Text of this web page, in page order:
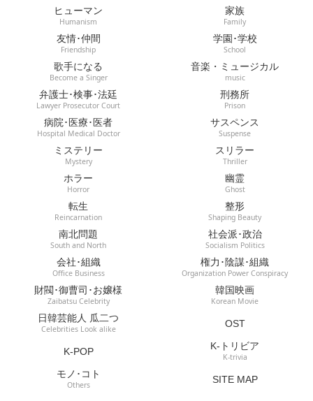
ヒューマン
Humanism
家族
Family
友情･仲間
Friendship
学園･学校
School
歌手になる
Become a Singer
音楽・ミュージカル
music
弁護士･検事･法廷
Lawyer Prosecutor Court
刑務所
Prison
病院･医療･医者
Hospital Medical Doctor
サスペンス
Suspense
ミステリー
Mystery
スリラー
Thriller
ホラー
Horror
幽霊
Ghost
転生
Reincarnation
整形
Shaping Beauty
南北問題
South and North
社会派･政治
Socialism Politics
会社･組織
Office Business
権力･陰謀･組織
Organization Power Conspiracy
財閥･御曹司･お嬢様
Zaibatsu Celebrity
韓国映画
Korean Movie
日韓芸能人 瓜二つ
Celebrities Look alike OST
K-POP K-トリビア
K-trivia
モノ･コト
Others SITE MAP